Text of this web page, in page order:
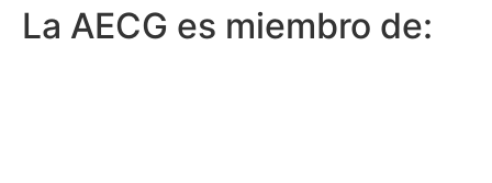
La AECG es miembro de: